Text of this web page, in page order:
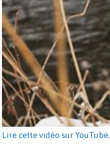
Lire cette vidéo sur YouTube.